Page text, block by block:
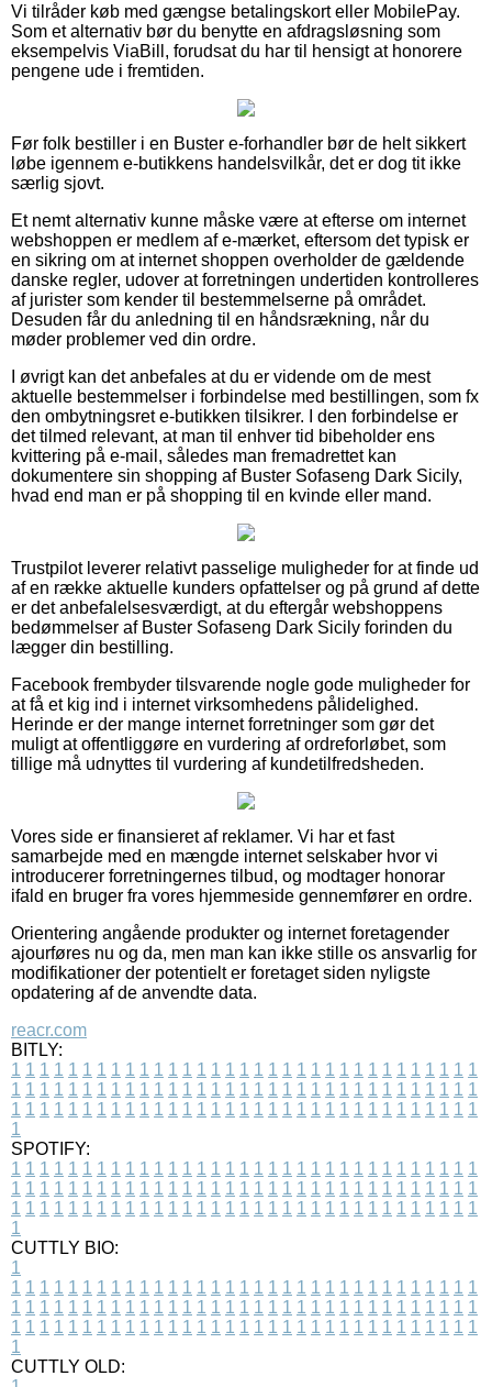
Vi tilråder køb med gængse betalingskort eller MobilePay.
Som et alternativ bør du benytte en afdragsløsning som
eksempelvis ViaBill, forudsat du har til hensigt at honorere
pengene ude i fremtiden.
Før folk bestiller i en Buster e-forhandler bør de helt sikkert
løbe igennem e-butikkens handelsvilkår, det er dog tit ikke
særlig sjovt.
Et nemt alternativ kunne måske være at efterse om internet
webshoppen er medlem af e-mærket, eftersom det typisk er
en sikring om at internet shoppen overholder de gældende
danske regler, udover at forretningen undertiden kontrolleres
af jurister som kender til bestemmelserne på området.
Desuden får du anledning til en håndsrækning, når du
møder problemer ved din ordre.
I øvrigt kan det anbefales at du er vidende om de mest
aktuelle bestemmelser i forbindelse med bestillingen, som fx
den ombytningsret e-butikken tilsikrer. I den forbindelse er
det tilmed relevant, at man til enhver tid bibeholder ens
kvittering på e-mail, således man fremadrettet kan
dokumentere sin shopping af Buster Sofaseng Dark Sicily,
hvad end man er på shopping til en kvinde eller mand.
Trustpilot leverer relativt passelige muligheder for at finde ud
af en række aktuelle kunders opfattelser og på grund af dette
er det anbefalelsesværdigt, at du eftergår webshoppens
bedømmelser af Buster Sofaseng Dark Sicily forinden du
lægger din bestilling.
Facebook frembyder tilsvarende nogle gode muligheder for
at få et kig ind i internet virksomhedens pålidelighed.
Herinde er der mange internet forretninger som gør det
muligt at offentliggøre en vurdering af ordreforløbet, som
tillige må udnyttes til vurdering af kundetilfredsheden.
Vores side er finansieret af reklamer. Vi har et fast
samarbejde med en mængde internet selskaber hvor vi
introducerer forretningernes tilbud, og modtager honorar
ifald en bruger fra vores hjemmeside gennemfører en ordre.
Orientering angående produkter og internet foretagender
ajourføres nu og da, men man kan ikke stille os ansvarlig for
modifikationer der potentielt er foretaget siden nyligste
opdatering af de anvendte data.
reacr.com
BITLY:
1 1 1 1 1 1 1 1 1 1 1 1 1 1 1 1 1 1 1 1 1 1 1 1 1 1 1 1 1 1 1 1 1
1 1 1 1 1 1 1 1 1 1 1 1 1 1 1 1 1 1 1 1 1 1 1 1 1 1 1 1 1 1 1 1 1
1 1 1 1 1 1 1 1 1 1 1 1 1 1 1 1 1 1 1 1 1 1 1 1 1 1 1 1 1 1 1 1 1
1
SPOTIFY:
1 1 1 1 1 1 1 1 1 1 1 1 1 1 1 1 1 1 1 1 1 1 1 1 1 1 1 1 1 1 1 1 1
1 1 1 1 1 1 1 1 1 1 1 1 1 1 1 1 1 1 1 1 1 1 1 1 1 1 1 1 1 1 1 1 1
1 1 1 1 1 1 1 1 1 1 1 1 1 1 1 1 1 1 1 1 1 1 1 1 1 1 1 1 1 1 1 1 1
1
CUTTLY BIO:
1
1 1 1 1 1 1 1 1 1 1 1 1 1 1 1 1 1 1 1 1 1 1 1 1 1 1 1 1 1 1 1 1 1
1 1 1 1 1 1 1 1 1 1 1 1 1 1 1 1 1 1 1 1 1 1 1 1 1 1 1 1 1 1 1 1 1
1 1 1 1 1 1 1 1 1 1 1 1 1 1 1 1 1 1 1 1 1 1 1 1 1 1 1 1 1 1 1 1 1
1
CUTTLY OLD: